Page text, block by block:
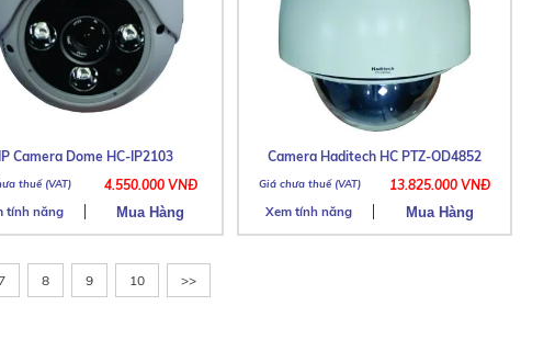
IP Camera Dome HC-IP2103
4.550.000 VNĐ
tính năng
Camera Haditech HC PTZ-OD4852
13.825.000 VNĐ
Xem tính năng
8 9 10 >>